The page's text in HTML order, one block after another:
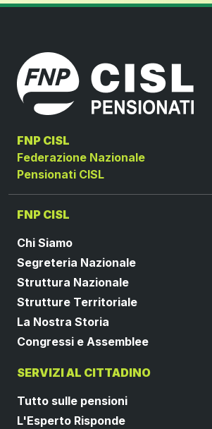
FNP CISL
Federazione Nazionale
Pensionati CISL
FNP CISL
Chi Siamo
Segreteria Nazionale
Struttura Nazionale
Strutture Territoriale
La Nostra Storia
Congressi e Assemblee
SERVIZI AL CITTADINO
Tutto sulle pensioni
L'Esperto Risponde